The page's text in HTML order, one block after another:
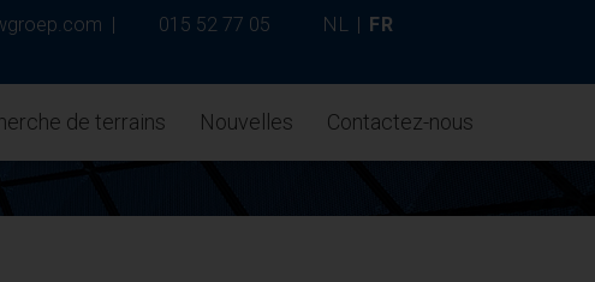
| 015 52 77 05 NL | FR
de terrains Nouvelles Contactez-nous